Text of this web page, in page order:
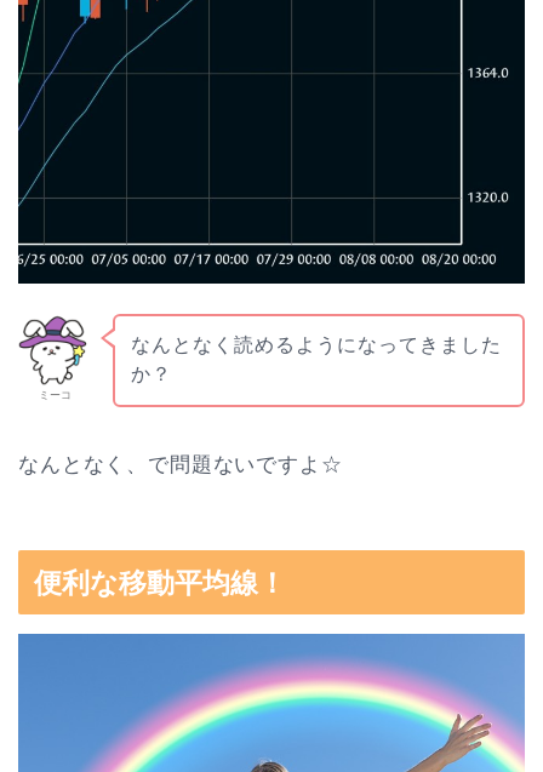
ミーコ
なんとなく読めるようになってきました
か？
なんとなく、で問題ないですよ☆
便利な移動平均線！